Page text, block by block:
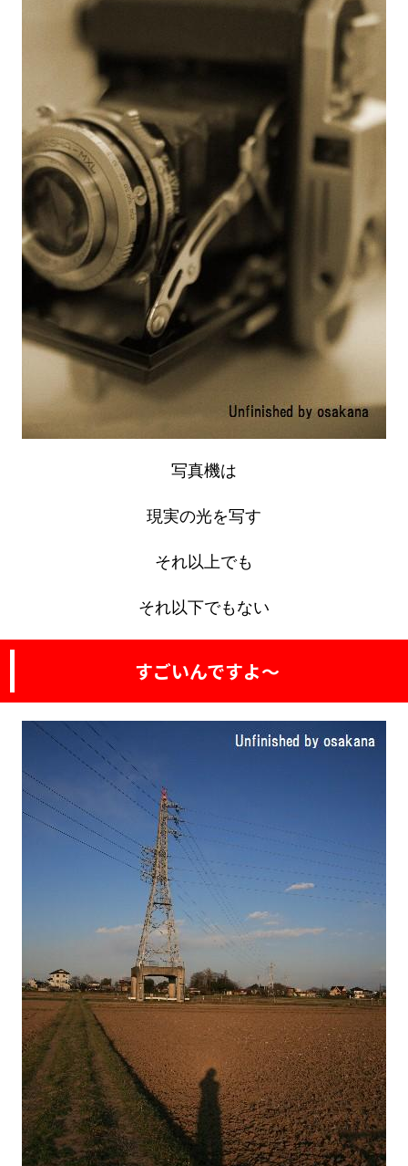
写真機は
現実の光を写す
それ以上でも
それ以下でもない
すごいんですよ～